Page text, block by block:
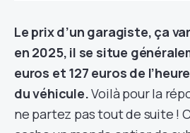
Le prix d’un garagiste, ça
en 2025, il se situe
euros et 127 euros de
du véhicule.Voilà pour la
ne partez pas tout de suite !